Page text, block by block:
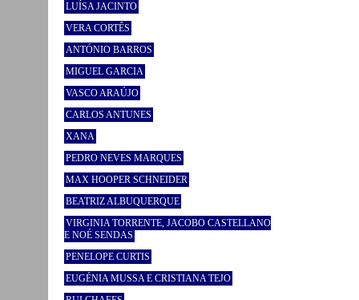
LUÍSA JACINTO
VERA CORTÊS
ANTÓNIO BARROS
MIGUEL GARCIA
VASCO ARAÚJO
CARLOS ANTUNES
XANA
PEDRO NEVES MARQUES
MAX HOOPER SCHNEIDER
BEATRIZ ALBUQUERQUE
VIRGINIA TORRENTE, JACOBO CASTELLANO
E NOÉ SENDAS
PENELOPE CURTIS
EUGÉNIA MUSSA E CRISTIANA TEJO